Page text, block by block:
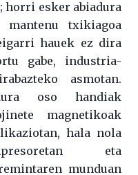
; horri esker abiadura
txikiagoa
hauek ez dira
gabe, industria-
asmotan.
oso handiak
magnetikoak
hala nola
eta
munduan